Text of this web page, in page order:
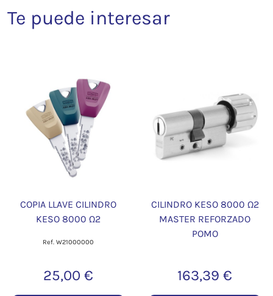
Te puede interesar
COPIA LLAVE CILINDRO
KESO 8000 Ω2
Ref. W21000000
25,00 €
CILINDRO KESO 8000 Ω2
MASTER REFORZADO
POMO
163,39 €